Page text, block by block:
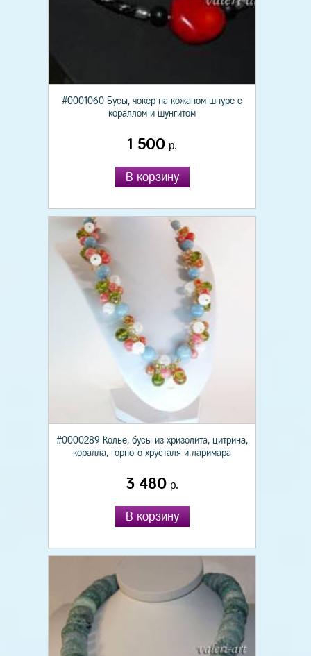
#0001060 Бусы, чокер на кожаном шнуре с
кораллом и шунгитом
1 500 р.
В корзину
#0000289 Колье, бусы из хризолита, цитрина,
коралла, горного хрусталя и ларимара
3 480р.
В корзину